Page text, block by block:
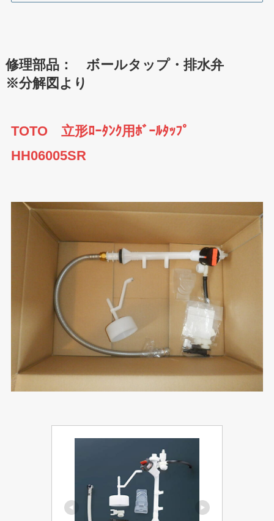
修理部品： ボールタップ・排水弁
※分解図より
TOTO 立形ﾛｰﾀﾝｸ用ﾎﾞｰﾙﾀｯﾌﾟ
HH06005SR